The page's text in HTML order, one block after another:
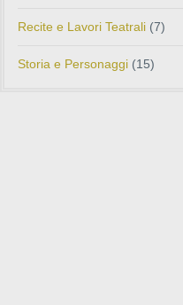
Recite e Lavori Teatrali (7)
Storia e Personaggi (15)